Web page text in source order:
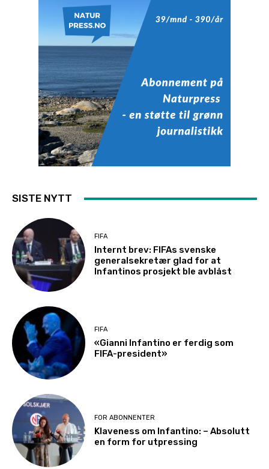
SISTE NYTT
FIFA
Internt brev: FIFAs svenske
generalsekretær glad for at
Infantinos prosjekt ble avblåst
FIFA
«Gianni Infantino er ferdig som
FIFA-president»
FOR ABONNENTER
Klaveness om Infantino: – Absolutt
en form for utpressing